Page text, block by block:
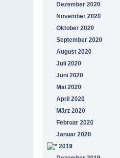
Dezember 2020
November 2020
Oktober 2020
September 2020
August 2020
Juli 2020
Juni 2020
Mai 2020
April 2020
März 2020
Februar 2020
Januar 2020
2019